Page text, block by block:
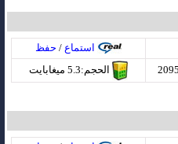
استماع / حفظ
الحجم:5.3 ميغابايت